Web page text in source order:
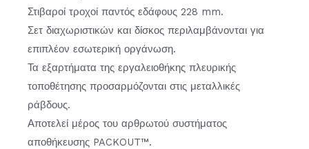
Στιβαροί τροχοί παντός εδάφους 228 mm.
Σετ διαχωριστικών και δίσκος περιλαμβάνονται για
επιπλέον εσωτερική οργάνωση.
Τα εξαρτήματα της εργαλειοθήκης πλευρικής
τοποθέτησης προσαρμόζονται στις μεταλλικές
ράβδους.
Αποτελεί μέρος του αρθρωτού συστήματος
αποθήκευσης PACKOUT™.